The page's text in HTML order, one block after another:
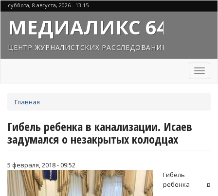
Перейти
к
основному
содержанию
суббота, 8 августа, 2026 - 13:15
МЕДИАЛИКС 64
ЦЕНТР ЖУРНАЛИСТСКИХ РАССЛЕДОВАНИЙ
Toggle
здесь
Главная
Гибель ребенка в канализации. Исаев
задумался о незакрытых колодцах
5 февраля, 2018 - 09:52
Гибель
ребенка в